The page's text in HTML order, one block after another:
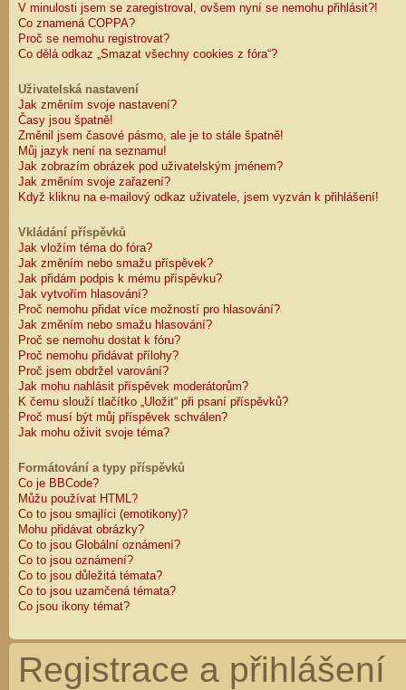
V minulosti jsem se zaregistroval, ovšem nyní se nemohu přihlásit?!
Co znamená COPPA?
Proč se nemohu registrovat?
Co dělá odkaz „Smazat všechny cookies z fóra“?
Uživatelská nastavení
Jak změním svoje nastavení?
Časy jsou špatně!
Změnil jsem časové pásmo, ale je to stále špatně!
Můj jazyk není na seznamu!
Jak zobrazím obrázek pod uživatelským jménem?
Jak změním svoje zařazení?
Když kliknu na e-mailový odkaz uživatele, jsem vyzván k přihlášení!
Vkládání příspěvků
Jak vložím téma do fóra?
Jak změním nebo smažu příspěvek?
Jak přidám podpis k mému příspěvku?
Jak vytvořím hlasování?
Proč nemohu přidat více možností pro hlasování?
Jak změním nebo smažu hlasování?
Proč se nemohu dostat k fóru?
Proč nemohu přidávat přílohy?
Proč jsem obdržel varování?
Jak mohu nahlásit příspěvek moderátorům?
K čemu slouží tlačítko „Uložit“ při psaní příspěvků?
Proč musí být můj příspěvek schválen?
Jak mohu oživit svoje téma?
Formátování a typy příspěvků
Co je BBCode?
Můžu používat HTML?
Co to jsou smajlíci (emotikony)?
Mohu přidávat obrázky?
Co to jsou Globální oznámení?
Co to jsou oznámení?
Co to jsou důležitá témata?
Co to jsou uzamčená témata?
Co jsou ikony témat?
Registrace a přihlášení